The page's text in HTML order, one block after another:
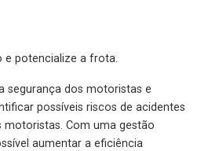
e potencialize a frota.
segurança dos motoristas e
possíveis riscos de acidentes
Com uma gestão
aumentar a eficiência